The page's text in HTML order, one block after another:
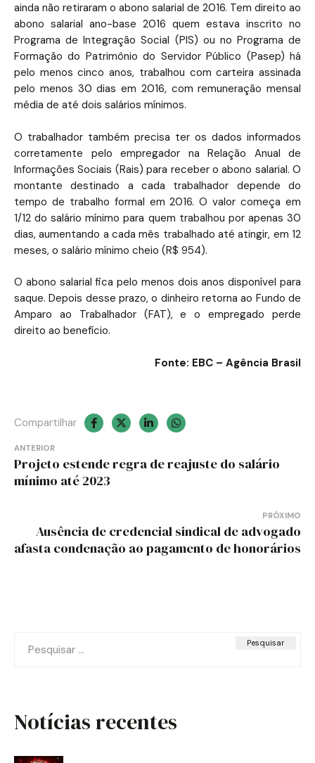
ainda não retiraram o abono salarial de 2016. Tem direito ao
abono salarial ano-base 2016 quem estava inscrito no
Programa de Integração Social (PIS) ou no Programa de
Formação do Patrimônio do Servidor Público (Pasep) há
pelo menos cinco anos, trabalhou com carteira assinada
pelo menos 30 dias em 2016, com remuneração mensal
média de até dois salários mínimos.
O trabalhador também precisa ter os dados informados
corretamente pelo empregador na Relação Anual de
Informações Sociais (Rais) para receber o abono salarial. O
montante destinado a cada trabalhador depende do
tempo de trabalho formal em 2016. O valor começa em
1/12 do salário mínimo para quem trabalhou por apenas 30
dias, aumentando a cada mês trabalhado até atingir, em 12
meses, o salário mínimo cheio (R$ 954).
O abono salarial fica pelo menos dois anos disponível para
saque. Depois desse prazo, o dinheiro retorna ao Fundo de
Amparo ao Trabalhador (FAT), e o empregado perde
direito ao benefício.
Fonte: EBC – Agência Brasil
Compartilhar
Navegação
de
ANTERIOR
Projeto estende regra de reajuste do salário
mínimo até 2023
PRÓXIMO
Ausência de credencial sindical de advogado
afasta condenação ao pagamento de honorários
por:
Notícias recentes